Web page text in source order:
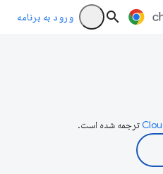
ورود به برنامه
ترجمه شده است.